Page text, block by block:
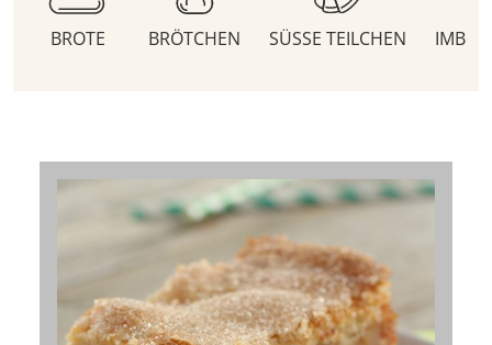
BROTE BRÖTCHEN SÜSSE TEILCHEN